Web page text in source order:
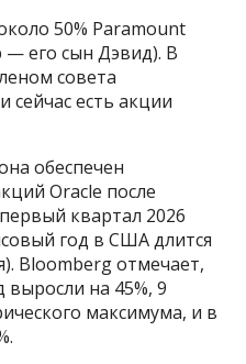
50% Paramount
— его сын Дэвид). В
совета
сейчас есть акции
обеспечен
Oracle после
квартал 2026
год в США длится
Bloomberg отмечает,
на 45%, 9
максимума, и в